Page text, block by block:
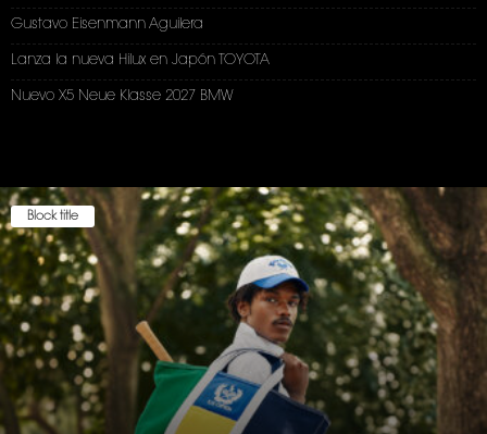
Gustavo Eisenmann Aguilera
Lanza la nueva Hilux en Japón TOYOTA
Nuevo X5 Neue Klasse 2027 BMW
Block title